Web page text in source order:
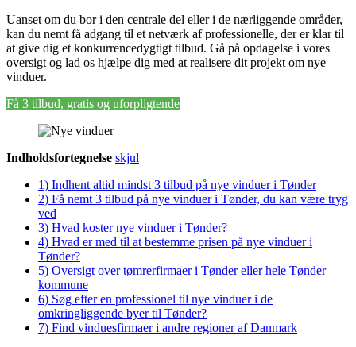
Uanset om du bor i den centrale del eller i de nærliggende områder,
kan du nemt få adgang til et netværk af professionelle, der er klar til
at give dig et konkurrencedygtigt tilbud. Gå på opdagelse i vores
oversigt og lad os hjælpe dig med at realisere dit projekt om nye
vinduer.
Få 3 tilbud, gratis og uforpligtende
Indholdsfortegnelse skjul
1) Indhent altid mindst 3 tilbud på nye vinduer i Tønder
2) Få nemt 3 tilbud på nye vinduer i Tønder, du kan være tryg
ved
3) Hvad koster nye vinduer i Tønder?
4) Hvad er med til at bestemme prisen på nye vinduer i
Tønder?
5) Oversigt over tømrerfirmaer i Tønder eller hele Tønder
kommune
6) Søg efter en professionel til nye vinduer i de
omkringliggende byer til Tønder?
7) Find vinduesfirmaer i andre regioner af Danmark